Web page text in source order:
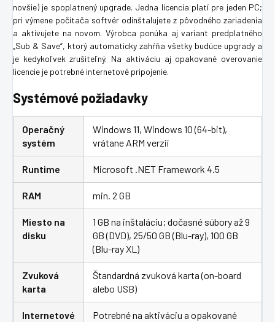
novšie) je spoplatnený upgrade. Jedna licencia platí pre jeden PC;
pri výmene počítača softvér odinštalujete z pôvodného zariadenia
a aktivujete na novom. Výrobca ponúka aj variant predplatného
„Sub & Save“, ktorý automaticky zahŕňa všetky budúce upgrady a
je kedykoľvek zrušiteľný. Na aktiváciu aj opakované overovanie
licencie je potrebné internetové pripojenie.
Systémové požiadavky
Operačný
systém
Windows 11, Windows 10 (64-bit),
vrátane ARM verzií
Runtime Microsoft .NET Framework 4.5
RAM min. 2 GB
Miesto na
disku
1 GB na inštaláciu; dočasné súbory až 9
GB (DVD), 25/50 GB (Blu-ray), 100 GB
(Blu-ray XL)
Zvuková
karta
Štandardná zvuková karta (on-board
alebo USB)
Internetové
Potrebné na aktiváciu a opakované